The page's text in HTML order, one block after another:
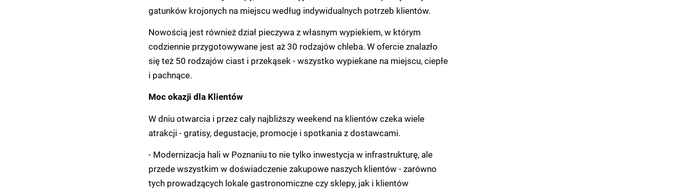
gatunków krojonych na miejscu według indywidualnych potrzeb klientów.
Nowością jest również dział pieczywa z własnym wypiekiem, w którym
codziennie przygotowywane jest aż 30 rodzajów chleba. W ofercie znalazło
się też 50 rodzajów ciast i przekąsek - wszystko wypiekane na miejscu, ciepłe
i pachnące.
Moc okazji dla Klientów
W dniu otwarcia i przez cały najbliższy weekend na klientów czeka wiele
atrakcji - gratisy, degustacje, promocje i spotkania z dostawcami.
- Modernizacja hali w Poznaniu to nie tylko inwestycja w infrastrukturę, ale
przede wszystkim w doświadczenie zakupowe naszych klientów - zarówno
tych prowadzących lokale gastronomiczne czy sklepy, jak i klientów